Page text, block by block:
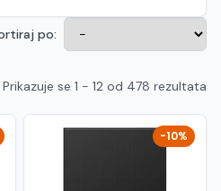
EN
Crnogorski
po:
Prikazuje se 1 - 12 od 478 rezultata
-10%